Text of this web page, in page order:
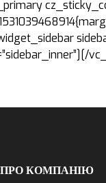
ПРО КОМПАНІЮ